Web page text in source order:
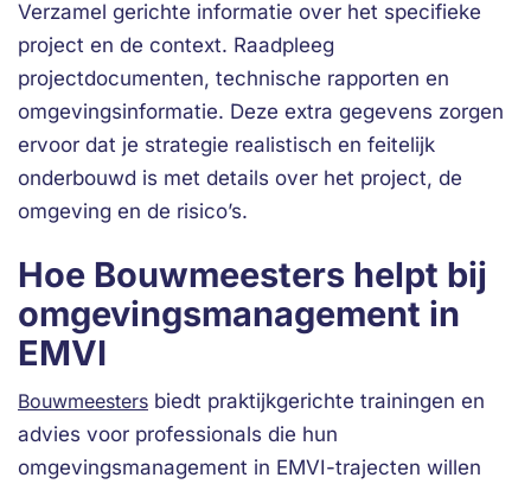
Verzamel gerichte informatie over het specifieke
project en de context. Raadpleeg
projectdocumenten, technische rapporten en
omgevingsinformatie. Deze extra gegevens zorgen
ervoor dat je strategie realistisch en feitelijk
onderbouwd is met details over het project, de
omgeving en de risico’s.
Hoe Bouwmeesters helpt bij
omgevingsmanagement in
EMVI
Bouwmeesters biedt praktijkgerichte trainingen en
advies voor professionals die hun
omgevingsmanagement in EMVI-trajecten willen